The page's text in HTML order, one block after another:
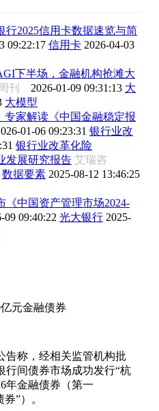
行2025信用卡数据速览与简
09:22:17 信用卡 2026-04-03
下半场，金融机构抢滩大
刊 2026-01-09 09:31:13 大
大模型
专家解读《中国金融稳定报
01-06 09:23:31 银行业改
银行业改革化险
发展研究报告 艾瑞咨
数据要素 2025-08-12 13:46:25
《中国资产管理市场2024-
09 09:40:22 光大银行 2025-
元金融债券
告称，经相关监管机构批
行间债券市场成功发行“杭
年金融债券（第一
”）。